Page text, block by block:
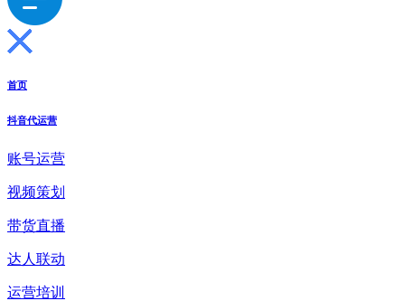
首页
抖音代运营
账号运营
视频策划
带货直播
达人联动
运营培训